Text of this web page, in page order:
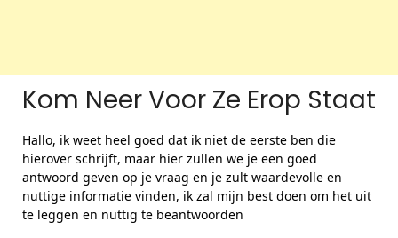
Kom Neer Voor Ze Erop Staat
Hallo, ik weet heel goed dat ik niet de eerste ben die
hierover schrijft, maar hier zullen we je een goed
antwoord geven op je vraag en je zult waardevolle en
nuttige informatie vinden, ik zal mijn best doen om het uit
te leggen en nuttig te beantwoorden